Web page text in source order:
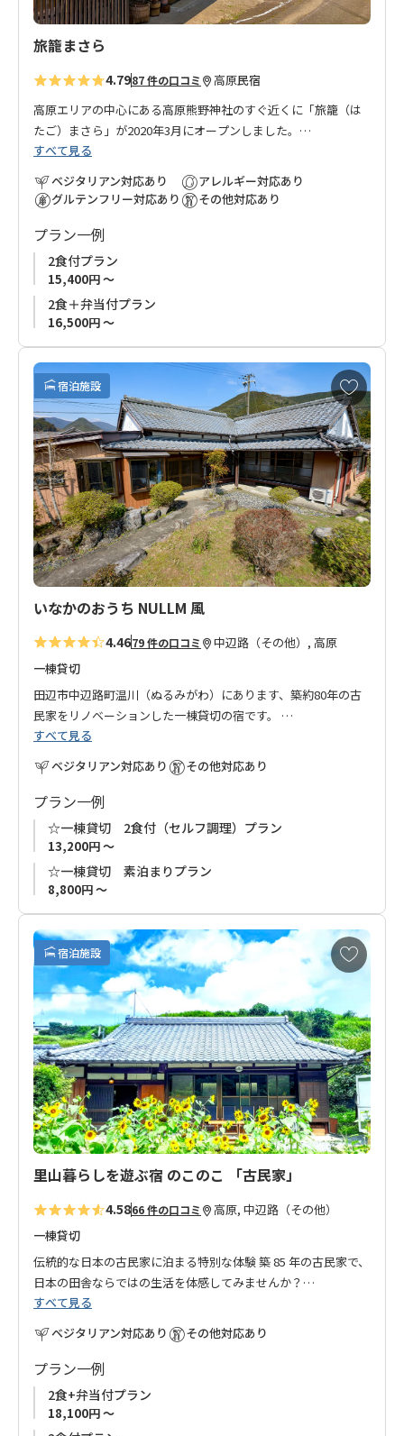
旅籠まさら
4.7987 件の口コミ 高原民宿
高原エリアの中心にある高原熊野神社のすぐ近くに「旅籠（は
たご）まさら」が2020年3月にオープンしました。
滝尻王子から熊野古道を歩くこと約２時間のところにある高原
は、今も熊野古道の宿場町、休憩の場所として旅人や巡礼者で
賑わっています。
築60年の古民家を改装し、昔ながらの和の雰囲気を残しながら
居心地のよい空間が作りあげられています。
棚田と熊野の山々を眺めながら、現代の旅籠を体験してみてく
ださい。
気さくな日本人のオーナーと優しいフランス人の奥様が皆さま
すべて見る
ベジタリアン対応あり
グルテンフリー対応あり
アレルギー対応あり
その他対応あり
プラン一例
2食付プラン
15,400円 ～
2食＋弁当付プラン
16,500円 ～
宿泊施設
お
気
に
入
り
に
追
加
いなかのおうち NULLM 風
4.4679 件の口コミ
中辺路（その他）, 高原
一棟貸切
田辺市中辺路町温川（ぬるみがわ）にあります、築約80年の古
民家をリノベーションした一棟貸切の宿です。
一棟貸切ですので、気兼ねなく、お友達同士やご家族でのご利
用にぴったりなお宿です。
高原(展望台)・道の駅熊野古道(牛馬童子)・近露(近露王子)から
のお迎え、翌朝(8:30～10:00)は滝尻～継桜王子の区間でご指定
の場所までの送迎も対応可能です。
すべて見る
ベジタリアン対応あり
その他対応あり
プラン一例
☆一棟貸切 2食付（セルフ調理）プラン
13,200円 ～
☆一棟貸切 素泊まりプラン
8,800円 ～
宿泊施設
お
気
に
り
に
追
加
里山暮らしを遊ぶ宿 のこのこ 「古民家」
4.5866 件の口コミ
高原, 中辺路（その他）
一棟貸切
伝統的な日本の古民家に泊まる特別な体験 築 85 年の古民家で、
日本の田舎ならではの生活を体感してみませんか？
玄関を入ると広がる土間には、靴を履いたまま利用できるキッ
チンとリビングダイニングがあり、昔ながらの造りを今でも快
適に楽しむことができます。
土間は、自然と共に暮らす日本の生活文化を感じられる空間
で、四季折々の風景や外の空気を感じながら、ゆったりと過ご
すことができます。
すべて見る
ベジタリアン対応あり
その他対応あり
プラン一例
2食+弁当付プラン
18,100円 ～